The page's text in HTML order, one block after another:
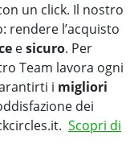
un click. Il nostro
rendere l’acquisto
esicuro. Per
Team lavora ogni
i migliori
dei
Scopri di